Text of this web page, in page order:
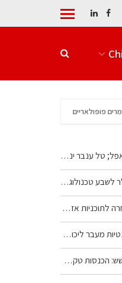
פופולאריים
הכנסות טקסס…